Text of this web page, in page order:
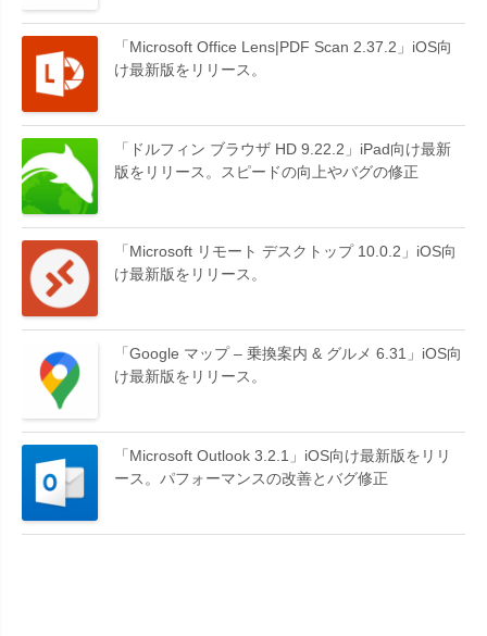
「Microsoft Office Lens|PDF Scan 2.37.2」iOS向
け最新版をリリース。
「ドルフィン ブラウザ HD 9.22.2」iPad向け最新
版をリリース。スピードの向上やバグの修正
「Microsoft リモート デスクトップ 10.0.2」iOS向
け最新版をリリース。
「Google マップ – 乗換案内 & グルメ 6.31」iOS向
け最新版をリリース。
「Microsoft Outlook 3.2.1」iOS向け最新版をリリ
ース。パフォーマンスの改善とバグ修正